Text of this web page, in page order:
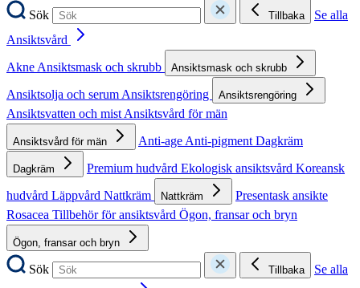
Sök Tillbaka
Se alla
Ansiktsvård
AkneAnsiktsmask och skrubb Ansiktsmask och skrubb
Ansiktsolja och serumAnsiktsrengöring Ansiktsrengöring
Ansiktsvatten och mistAnsiktsvård för män
Ansiktsvård för män Anti-ageAnti-pigmentDagkräm
Dagkräm Premium hudvård Ekologisk ansiktsvård Koreansk
hudvård Läppvård Nattkräm Nattkräm
Presentask ansikte
Rosacea Tillbehör för ansiktsvård Ögon, fransar och bryn
Ögon, fransar och bryn
Sök Tillbaka
Se alla